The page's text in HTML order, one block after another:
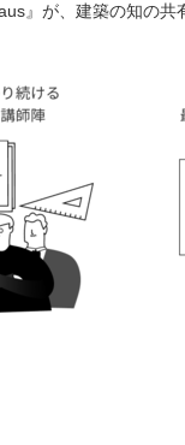
』が、建築の知の共